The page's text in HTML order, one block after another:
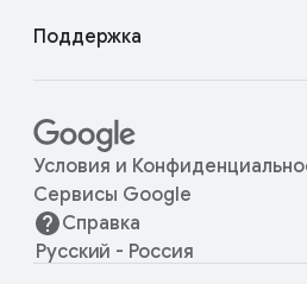
Поддержка
Условия и
Сервисы Google
Справка